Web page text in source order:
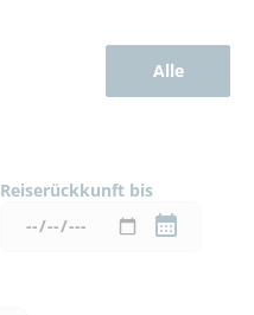
Alle
Reiserückkunft bis